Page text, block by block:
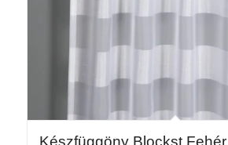
Készfüggöny Blockst